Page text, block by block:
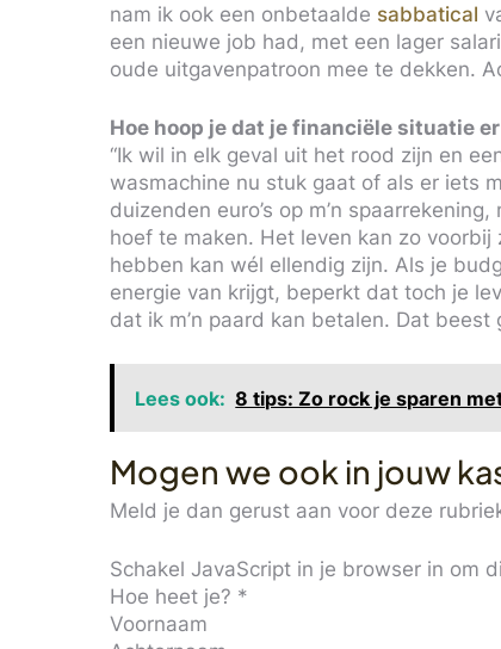
nam ik ook een onbetaalde sabbatical
een nieuwe job had, met een lager
oude uitgavenpatroon mee te dekken.
Hoe hoop je dat je financiële situatie
“Ik wil in elk geval uit het rood zijn en
wasmachine nu stuk gaat of als er iets
duizenden euro’s op m’n
hoef te maken. Het leven kan zo
hebben kan wél ellendig zijn. Als je
energie van krijgt, beperkt dat toch je
dat ik m’n paard kan betalen. Dat
Lees ook: 8 tips: Zo rock je sparen
Mogen we ook in jouw
Meld je dan gerust aan voor deze
Schakel JavaScript in je browser in om
Hoe heet je? *
Voornaam